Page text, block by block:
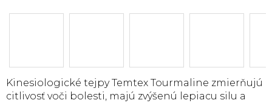
Kinesiologické tejpy Temtex Tourmaline zmierňujú
citlivosť voči bolesti, majú zvýšenú lepiacu silu a